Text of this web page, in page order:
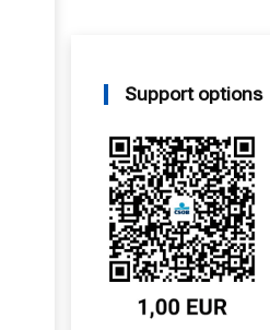
Support options